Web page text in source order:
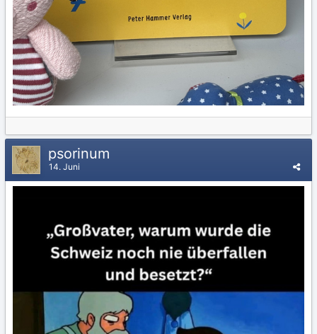
psorinum
14. Juni